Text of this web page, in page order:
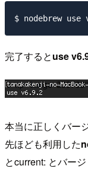
完了するとuse
本当に正しくバー
先ほども利用した
とcurrent: とバー